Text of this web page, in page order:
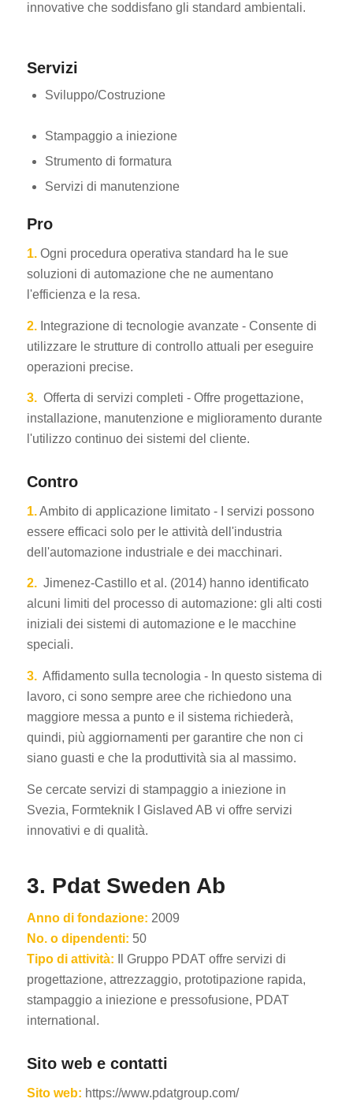
innovative che soddisfano gli standard ambientali.
Servizi
Sviluppo/Costruzione
Stampaggio a iniezione
Strumento di formatura
Servizi di manutenzione
Pro
1.Ogni procedura operativa standard ha le sue
soluzioni di automazione che ne aumentano
l'efficienza e la resa.
2.Integrazione di tecnologie avanzate - Consente di
utilizzare le strutture di controllo attuali per eseguire
operazioni precise.
3.Offerta di servizi completi - Offre progettazione,
installazione, manutenzione e miglioramento durante
l'utilizzo continuo dei sistemi del cliente.
Contro
1.Ambito di applicazione limitato - I servizi possono
essere efficaci solo per le attività dell'industria
dell'automazione industriale e dei macchinari.
2.Jimenez-Castillo et al. (2014) hanno identificato
alcuni limiti del processo di automazione: gli alti costi
iniziali dei sistemi di automazione e le macchine
speciali.
3.Affidamento sulla tecnologia - In questo sistema di
lavoro, ci sono sempre aree che richiedono una
maggiore messa a punto e il sistema richiederà,
quindi, più aggiornamenti per garantire che non ci
siano guasti e che la produttività sia al massimo.
Se cercate servizi di stampaggio a iniezione in
Svezia, Formteknik I Gislaved AB vi offre servizi
innovativi e di qualità.
3. Pdat Sweden Ab
Anno di fondazione: 2009
No. o dipendenti: 50
Tipo di attività: Il Gruppo PDAT offre servizi di
progettazione, attrezzaggio, prototipazione rapida,
stampaggio a iniezione e pressofusione, PDAT
international.
Sito web e contatti
Sito web: https://www.pdatgroup.com/